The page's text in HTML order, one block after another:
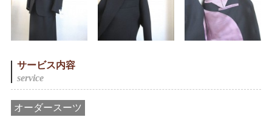
サービス内容
オーダースーツ